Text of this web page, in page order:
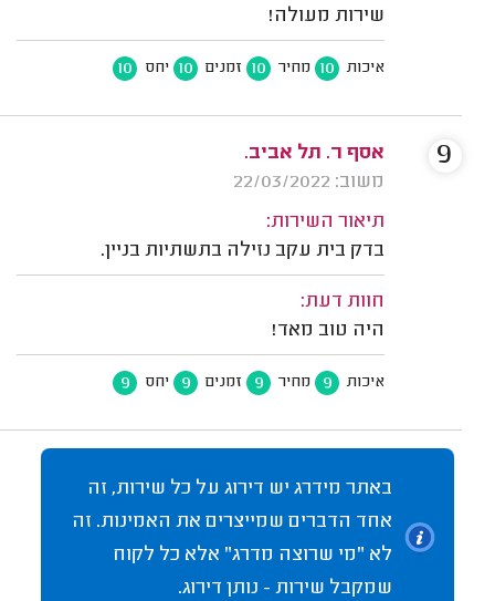
שירות מעולה!
איכות 10 מחיר 10 זמנים 10 יחס 10
אסף ר. תל אביב.
משוב: 22/03/2022
תיאור השירות:
בדק בית עקב נזילה בתשתיות בניין.
חוות דעת:
היה טוב מאד!
איכות 9 מחיר 9 זמנים 9 יחס 9
9
באתר מידרג יש דירוג על כל שירות, זה
אחד הדברים שמייצרים את האמינות. זה
לא "מי שרוצה מדרג" אלא כל לקוח
שמקבל שירות - נותן דירוג.